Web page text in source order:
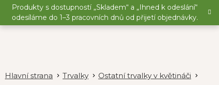
Přejít
obsah
Produkty s dostupností „Skladem“ a „Ihned k odeslání“
odesíláme do 1–3 pracovních dnů od přijetí objednávky.
Trvalky
Ostatní trvalky v květináči